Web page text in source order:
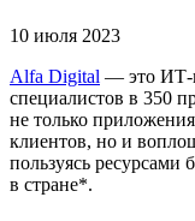
10 июля 2023
Alfa Digital — это ИТ-
специалистов в 350
не только
клиентов, но и
пользуясь ресурсами
в стране*.